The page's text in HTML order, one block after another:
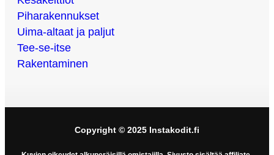
Piharakennukset
Uima-altaat ja paljut
Tee-se-itse
Rakentaminen
Copyright © 2025 Instakodit.fi